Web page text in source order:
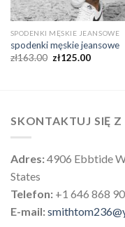
SPODENKI MĘSKIE JEANSOWE
spodenki męskie jeansowe
zł163.00 zł125.00
SKONTAKTUJ SIĘ Z
Adres:4906 Ebbtide
States
Telefon: +1 646 868
E-mail: